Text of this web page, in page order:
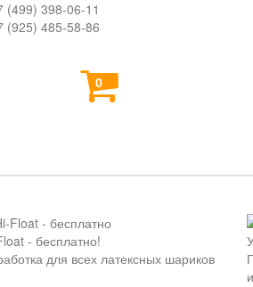
(499) 398-06-11
(925) 485-58-86
0
- бесплатно!
для всех латексных шариков